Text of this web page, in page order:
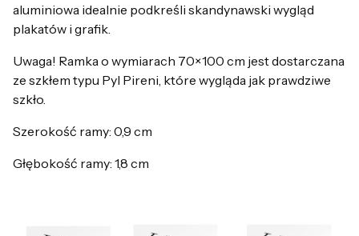
aluminiowa idealnie podkreśli skandynawski wygląd
plakatów i grafik.
Uwaga! Ramka o wymiarach 70×100 cm jest dostarczana
ze szkłem typu Pyl Pireni, które wygląda jak prawdziwe
szkło.
Szerokość ramy: 0,9 cm
Głębokość ramy: 1,8 cm